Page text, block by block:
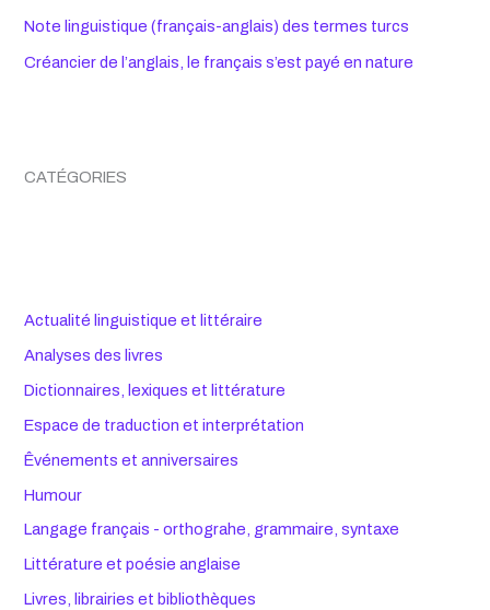
Note linguistique (français-anglais) des termes turcs
Créancier de l’anglais, le français s’est payé en nature
CATÉGORIES
Actualité linguistique et littéraire
Analyses des livres
Dictionnaires, lexiques et littérature
Espace de traduction et interprétation
Êvénements et anniversaires
Humour
Langage français - orthograhe, grammaire, syntaxe
Littérature et poésie anglaise
Livres, librairies et bibliothèques